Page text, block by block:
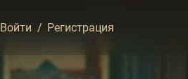
Войти / Регистрация